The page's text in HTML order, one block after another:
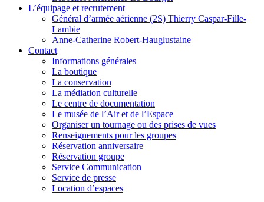
L’équipage et recrutement
Général d’armée aérienne (2S) Thierry Caspar-Fille-
Lambie
Anne-Catherine Robert-Hauglustaine
Contact
Informations générales
La boutique
La conservation
La médiation culturelle
Le centre de documentation
Le musée de l’Air et de l’Espace
Organiser un tournage ou des prises de vues
Renseignements pour les groupes
Réservation anniversaire
Réservation groupe
Service Communication
Service de presse
Location d’espaces